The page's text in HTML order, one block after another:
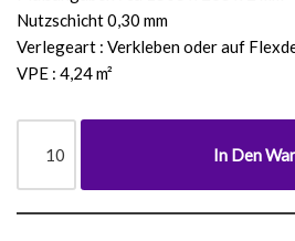
Nutzschicht 0,30 mm
Verlegeart : Verkleben oder auf
VPE : 4,24 m²
In Den